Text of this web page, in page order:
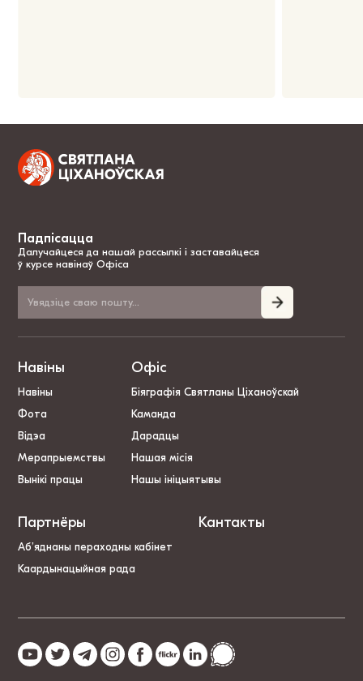
Падпісацца
Далучайцеся да нашай рассылкі і заставайцеся
ў курсе навінаў Офіса
Навіны
Навіны
Фота
Відэа
Мерапрыемствы
Вынікі працы
Офіс
Біяграфія Святланы Ціханоўскай
Каманда
Дарадцы
Нашая місія
Нашы ініцыятывы
Партнёры
Аб’яднаны пераходны кабінет
Каардынацыйная рада
Кантакты